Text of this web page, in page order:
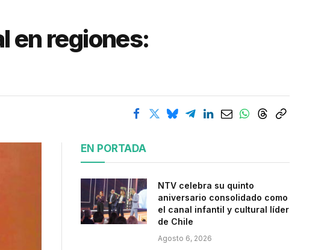
en regiones:
EN PORTADA
NTV celebra su quinto
aniversario consolidado como
el canal infantil y cultural líder
de Chile
Agosto 6, 2026